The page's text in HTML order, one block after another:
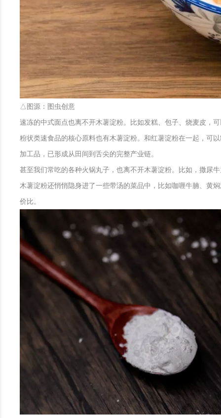
△图源：图虫创意
速冻的中式面点也离不开木薯淀粉。比如发糕、包子、烧麦皮，
粉状类速食品的核心原料也有木薯淀粉。和红薯淀粉在一起，可
加工品，已形成从田间到舌尖的完整产业链。
甚至我们常吃的各种火锅丸子，也离不开木薯淀粉。比如，撒尿
木薯淀粉还悄悄隐身进了一些带汤的菜品中，比如咖喱牛腩、黄
价比。